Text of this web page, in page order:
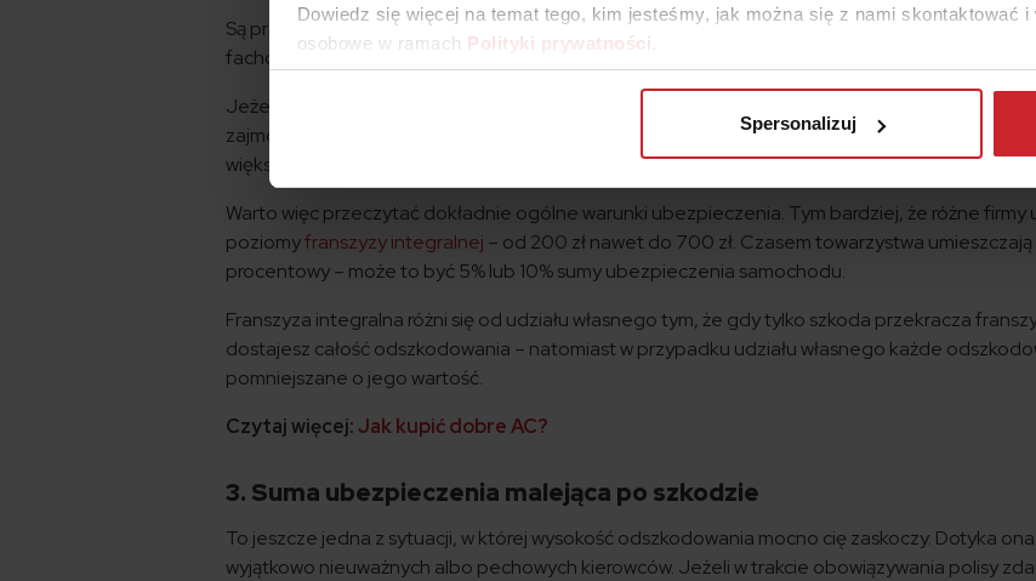
Dowiedz się więcej na temat tego, kim jesteśmy, jak można się z nami skontaktować
osobowe w ramach Polityki prywatności
Spersonalizuj
Są przypadki, w których odszkodowania nie dostaniesz w ogóle. Do takich należy franszyza
fachowe pojęcie odnosi się do szkód, których ubezpieczycielom nie opłaca się likwidować.
Jeżeli naprawa drobnego zarysowania lakieru będzie kosztować np. 300 złotych, niektóre
zajmować się tak drobnymi sprawami. Z jakiego powodu? Dla nich koszty związane z likwidacją
większe niż sam rachunek z warsztatu.
Warto więc przeczytać dokładnie ogólne warunki ubezpieczenia. Tym bardziej, że różne firmy
poziomyfranszyzy integralnej – od 200 zł nawet do 700 zł. Czasem towarzystwa
procentowy – może to być 5% lub 10% sumy ubezpieczenia samochodu.
Franszyza integralna różni się od udziału własnego tym, że gdy tylko szkoda przekracza
dostajesz całość odszkodowania – natomiast w przypadku udziału własnego każde
pomniejszane o jego wartość.
Czytaj więcej:Jak kupić dobre AC?
3. Suma ubezpieczenia malejąca po szkodzie
To jeszcze jedna z sytuacji, w której wysokość odszkodowania mocno cię zaskoczy. Dotyka
wyjątkowo nieuważnych albo pechowych kierowców. Jeżeli w trakcie obowiązywania polisy